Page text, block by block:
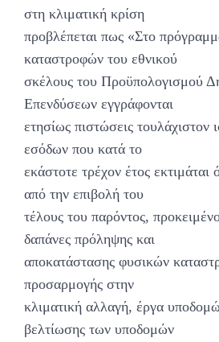
στη κλιματική κρίση
προβλέπεται πως «Στο
καταστροφών του εθνικού
σκέλους του Προϋπολογισμού
Επενδύσεων εγγράφονται
ετησίως πιστώσεις τουλάχιστον
εσόδων που κατά το
εκάστοτε τρέχον έτος εκτιμάται
από την επιβολή του
τέλους του παρόντος,
δαπάνες πρόληψης και
αποκατάστασης φυσικών
προσαρμογής στην
κλιματική αλλαγή, έργα
βελτίωσης των υποδομών